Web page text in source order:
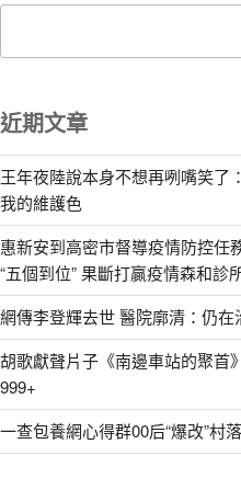
近期文章
王年夜陸說本身不想再咧嘴笑了
我的維護色
惠新安到高密市督導疫情防控任
“五個到位” 果斷打贏疫情森和診
網傳李登輝去世 醫院廓清：仍在
胡歌獻聲片子《南邊車站的聚首
999+
一查包養網心得群00后“爆改”村